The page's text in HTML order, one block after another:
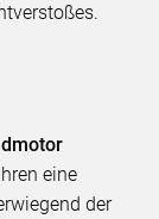
eine
der